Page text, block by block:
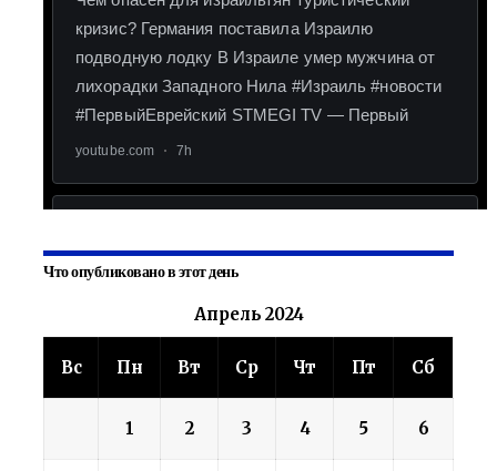
Что опубликовано в этот день
Апрель 2024
Вс Пн Вт Ср Чт Пт Сб
1 2 3 4 5 6